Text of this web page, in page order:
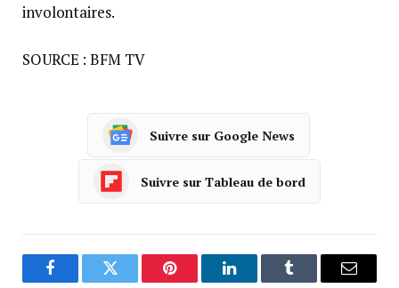
involontaires.
SOURCE : BFM TV
Suivre sur Google News
Suivre sur Tableau de bord
FacebookTwitter Pinterest LinkedInTumblr